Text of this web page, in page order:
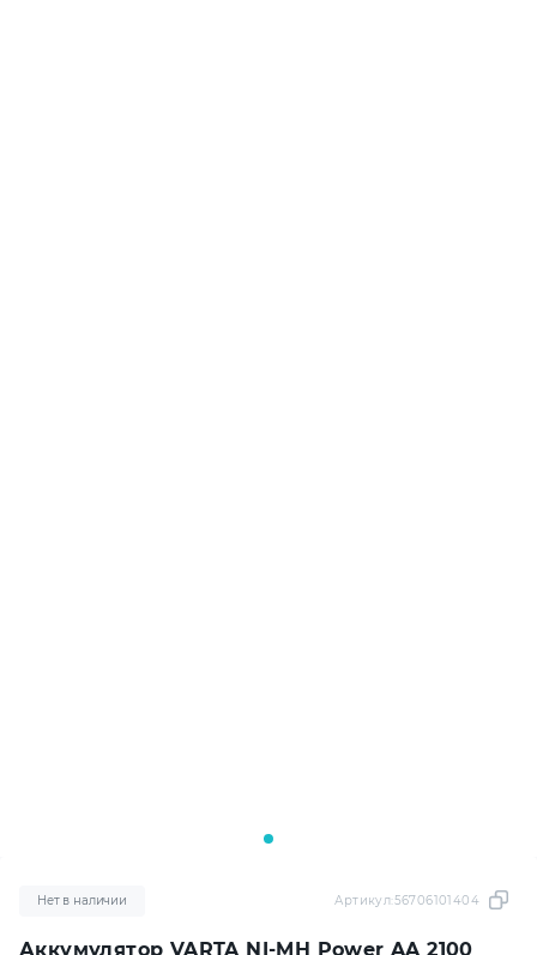
Аккумулятор VARTA NI-MH Power AA 2100
Нет в наличии Артикул:56706101404